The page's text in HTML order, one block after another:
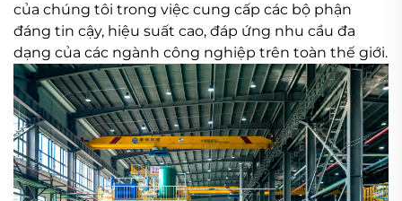
của chúng tôi trong việc cung cấp các bộ phận
đáng tin cậy, hiệu suất cao, đáp ứng nhu cầu đa
dạng của các ngành công nghiệp trên toàn thế giới.